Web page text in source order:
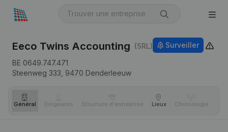
Eeco Twins Accounting (SRL)
BE 0649.747.471
Steenweg 333, 9470 Denderleeuw
Surveiller
Général Dirigeants Structure d'entreprise Lieux Chronologie